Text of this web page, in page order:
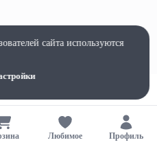
Любимое Профиль
сайта используются